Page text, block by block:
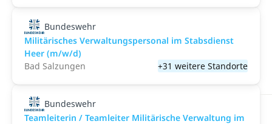
Bundeswehr
Militärisches Verwaltungspersonal im Stabsdienst
Heer (m/w/d)
Bad Salzungen
+31 weitere Standorte
Bundeswehr
Teamleiterin / Teamleiter Militärische Verwaltung im